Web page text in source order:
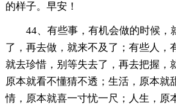
的样子。早安！
44、有些事，有机会做的时候，
了，再去做，就来不及了；有些人，
就去珍惜，别等失去了，再去把握，
原本就看不懂猜不透；生活，原本就
情，原本就喜一寸忧一尺；人生，原